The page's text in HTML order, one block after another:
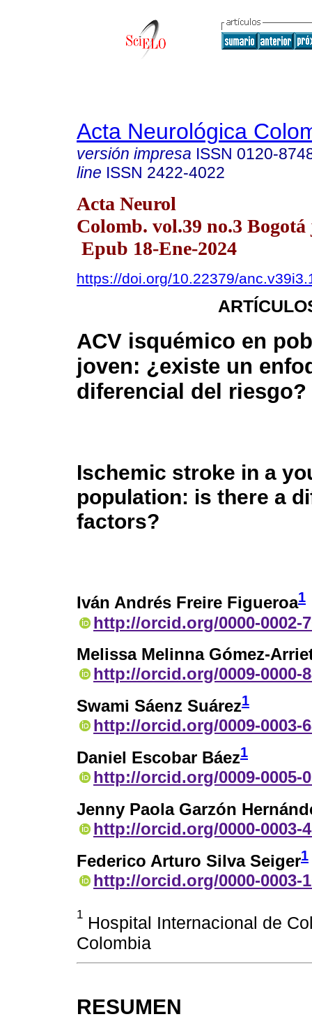
Acta Neurológica
versión impresa ISSN 0120-
line ISSN 2422-4022
Acta Neurol
Colomb. vol.39 no.3 Bogotá
Epub 18-Ene-2024
https://doi.org/10.22379/
ACV isquémico en
joven: ¿existe un
diferencial del riesgo?
Ischemic stroke in a
population: is there a
factors?
Iván Andrés Freire Figueroa1
http://orcid.org/0000-0002-
Melissa Melinna Gómez-
http://orcid.org/0009-0000-
Swami Sáenz Suárez1
http://orcid.org/0009-0003-
Daniel Escobar Báez1
http://orcid.org/0009-0005-
Jenny Paola Garzón
http://orcid.org/0000-0003-
Federico Arturo Silva Seiger1
http://orcid.org/0000-0003-
1 Hospital Internacional de
Colombia
RESUMEN